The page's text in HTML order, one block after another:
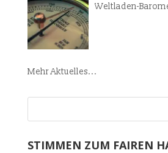
Weltladen-
Mehr Aktuelles...
STIMMEN ZUM FAIREN